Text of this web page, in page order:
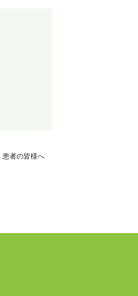
患者の皆様へ